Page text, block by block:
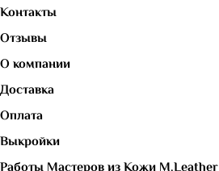
Контакты
Отзывы
О компании
Доставка
Оплата
Выкройки